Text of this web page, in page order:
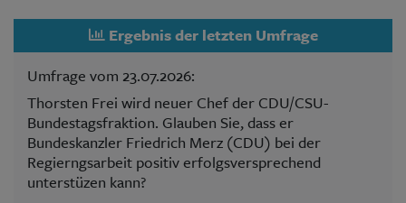
Ergebnis der letzten Umfrage
Umfrage vom 23.07.2026:
Thorsten Frei wird neuer Chef der CDU/CSU-
Bundestagsfraktion. Glauben Sie, dass er
Bundeskanzler Friedrich Merz (CDU) bei der
Regierngsarbeit positiv erfolgsversprechend
unterstüzen kann?